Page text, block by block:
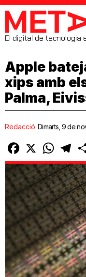
MetaData
El digital de tecnologia
Apple
xips amb
Palma,
Redacció Dimarts, 9 de
Facebook
X